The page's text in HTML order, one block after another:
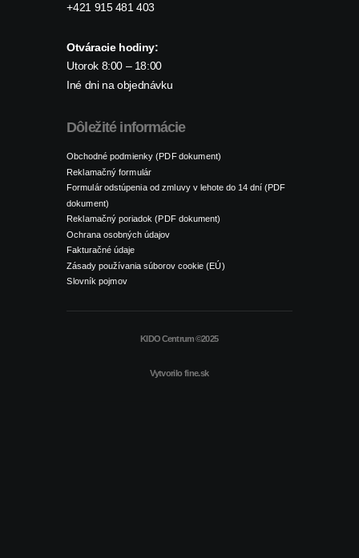
+421 915 481 403
Otváracie hodiny:
Utorok 8:00 – 18:00
Iné dni na objednávku
Dôležité informácie
Obchodné podmienky (PDF dokument)
Reklamačný formulár
Formulár odstúpenia od zmluvy v lehote do 14 dní (PDF
dokument)
Reklamačný poriadok (PDF dokument)
Ochrana osobných údajov
Fakturačné údaje
Zásady používania súborov cookie (EÚ)
Slovník pojmov
KIDO Centrum ©2025
Vytvorilo fine.sk